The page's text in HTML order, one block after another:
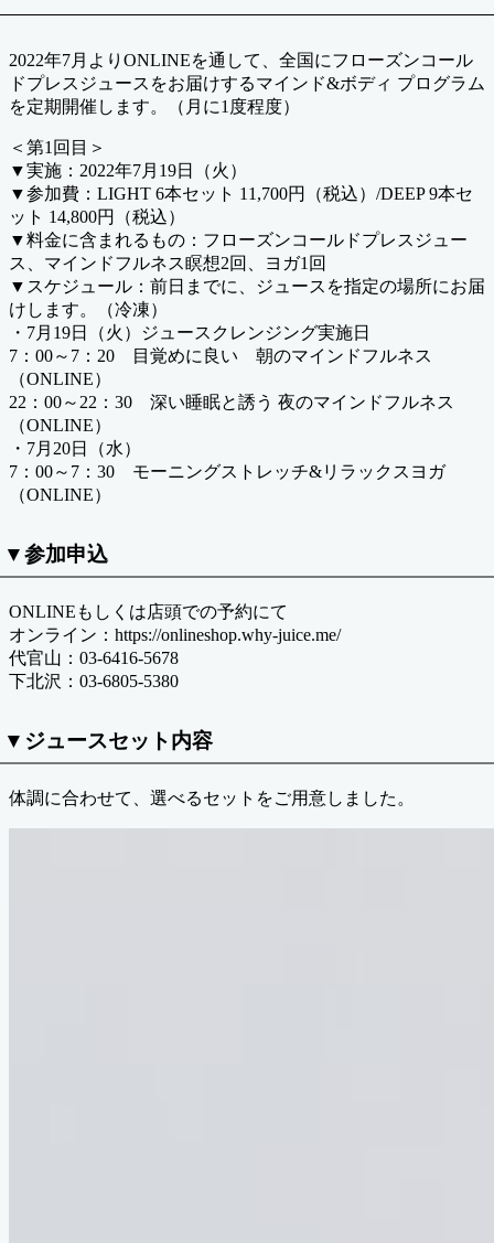
2022年7月よりONLINEを通して、全国にフローズンコール
ドプレスジュースをお届けするマインド&ボディ プログラム
を定期開催します。（月に1度程度）
＜第1回目＞
▼実施：2022年7月19日（火）
▼参加費：LIGHT 6本セット 11,700円（税込）/DEEP 9本セ
ット 14,800円（税込）
▼料金に含まれるもの：フローズンコールドプレスジュー
ス、マインドフルネス瞑想2回、ヨガ1回
▼スケジュール：前日までに、ジュースを指定の場所にお届
けします。（冷凍）
・7月19日（火）ジュースクレンジング実施日
7：00～7：20 目覚めに良い 朝のマインドフルネス
（ONLINE）
22：00～22：30 深い睡眠と誘う 夜のマインドフルネス
（ONLINE）
・7月20日（水）
7：00～7：30 モーニングストレッチ&リラックスヨガ
（ONLINE）
▼参加申込
ONLINEもしくは店頭での予約にて
オンライン：https://onlineshop.why-juice.me/
代官山：03-6416-5678
下北沢：03-6805-5380
▼ジュースセット内容
体調に合わせて、選べるセットをご用意しました。